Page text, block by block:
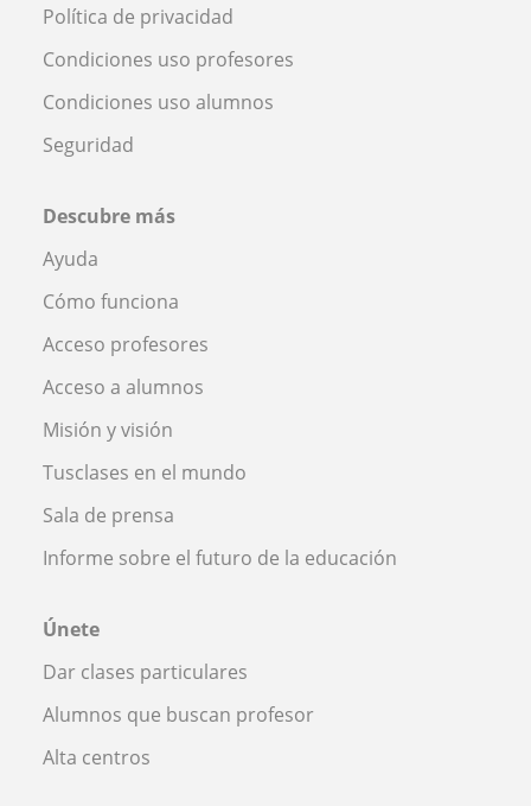
Política de privacidad
Condiciones uso profesores
Condiciones uso alumnos
Seguridad
Descubre más
Ayuda
Cómo funciona
Acceso profesores
Acceso a alumnos
Misión y visión
Tusclases en el mundo
Sala de prensa
Informe sobre el futuro de la educación
Únete
Dar clases particulares
Alumnos que buscan profesor
Alta centros